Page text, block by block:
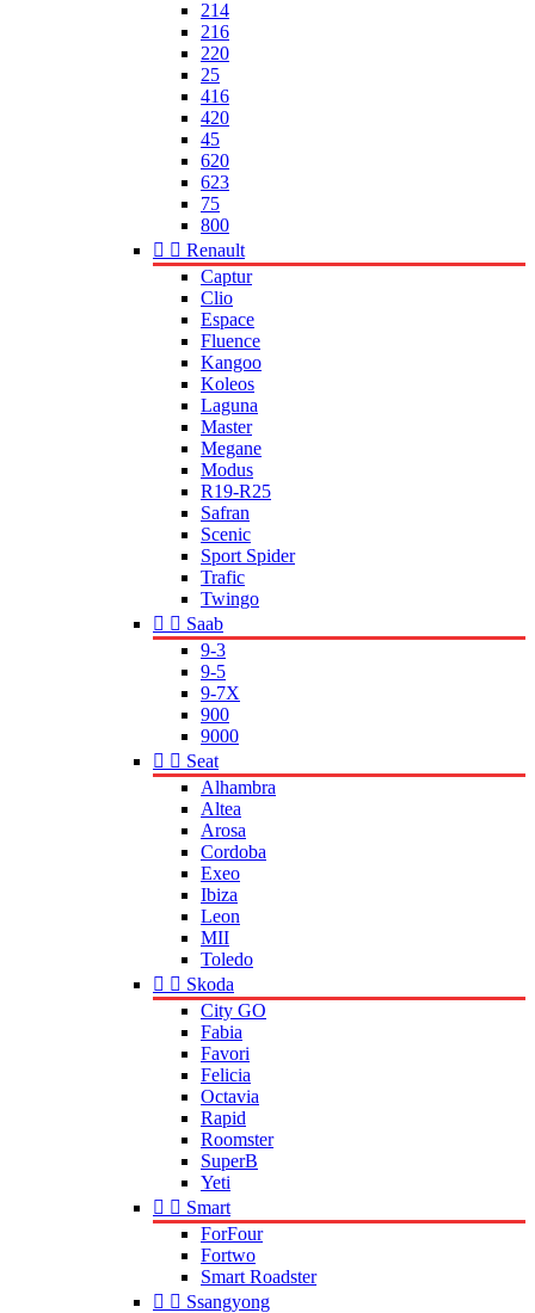
214
216
220
25
416
420
45
620
623
75
800
  Renault
Captur
Clio
Espace
Fluence
Kangoo
Koleos
Laguna
Master
Megane
Modus
R19-R25
Safran
Scenic
Sport Spider
Trafic
Twingo
  Saab
9-3
9-5
9-7X
900
9000
  Seat
Alhambra
Altea
Arosa
Cordoba
Exeo
Ibiza
Leon
MII
Toledo
  Skoda
City GO
Fabia
Favori
Felicia
Octavia
Rapid
Roomster
SuperB
Yeti
  Smart
ForFour
Fortwo
Smart Roadster
  Ssangyong